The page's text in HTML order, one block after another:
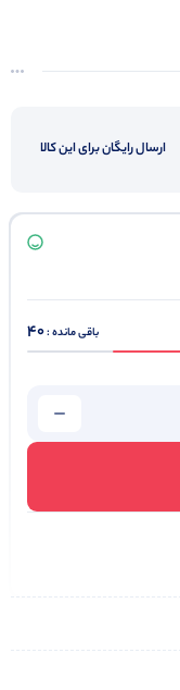
ارسال رایگان برای این کالا
باقی مانده :40